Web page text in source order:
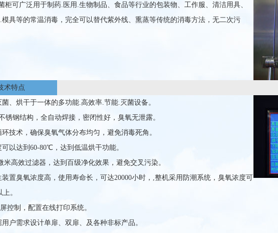
可广泛用于制药.医用.生物制品、食品等行业的包装物、工作服、清洁用具、
模具等的常温消毒，完全可以替代紫外线、熏蒸等传统的消毒方法，无二次污
术特点
、烘干于一体的多功能.高效率.节能.灭菌设备。
锈钢结构，全自动焊接，密闭性好，臭氧无泄露。
技术，确保臭氧气体分布均匀，避免消毒死角。
以达到60-80℃，达到低温烘干功能。
高效过滤器，达到百级净化效果，避免交叉污染。
置臭氧浓度高，使用寿命长，可达20000小时，,整机采用防潮系统，臭氧浓度可
。
控制，配置在线打印系统。
户需求设计单扉、双扉、及各种非标产品。